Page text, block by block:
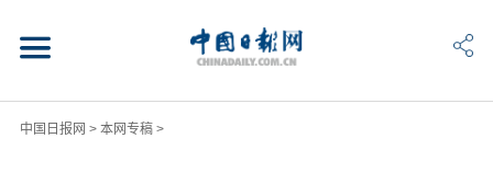
中国日报网 > 本网专稿>